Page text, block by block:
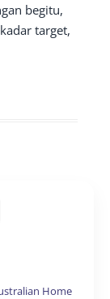
begitu,
target,
Home